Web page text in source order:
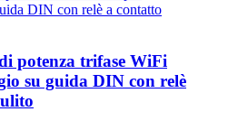
potenza trifase WiFi
su guida DIN con relè